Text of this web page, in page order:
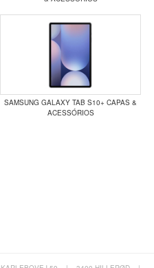
SAMSUNG GALAXY TAB S10+ CAPAS &
ACESSÓRIOS